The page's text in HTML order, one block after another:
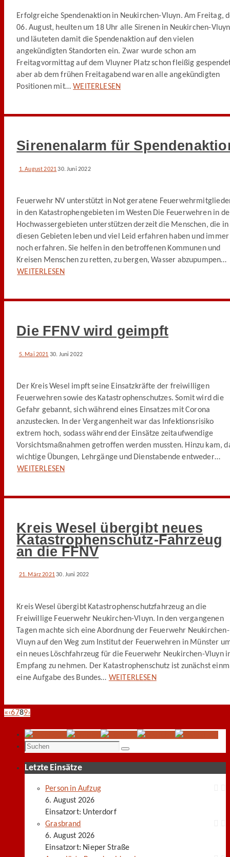
Erfolgreiche Spendenaktion in Neukirchen-Vluyn. Am Freitag,
06. August, heulten um 18 Uhr alle Sirenen in Neukirchen-Vluyn
und läuteten damit die Spendenaktion auf den vielen
angekündigten Standorten ein. Zwar wurde schon am
Freitagvormittag auf dem Vluyner Platz schon fleißig
aber ab dem frühen Freitagabend waren alle angekündigten
Positionen mit… WEITERLESEN
Sirenenalarm für
1. August 202130. Juni 2022
Feuerwehr NV unterstützt in Not geratene
in den Katastrophengebieten im Westen Die Feuerwehren in
Hochwassergebieten unterstützen derzeit die Menschen, die in
diesen Gebieten leben und viel Leid erfahren haben und immer
noch erfahren. Sie helfen in den betroffenen Kommunen und
Kreisen Menschen zu retten, zu bergen, Wasser abzupumpen…
WEITERLESEN
Die FFNV wird geimpft
5. Mai 2021 30. Juni 2022
Der Kreis Wesel impft seine Einsatzkräfte der freiwilligen
Feuerwehren sowie des Katastrophenschutzes. Somit wird die
Gefahr gebannt, sich während eines Einsatzes mit Corona
anzustecken. In der Vergangenheit war das Infektionsrisiko
extrem hoch, sodass während der Einsätze zeitaufwendige
Vorsichtsmaßnahmen getroffen werden mussten. Hinzu kam,
wichtige Übungen, Lehrgänge und Dienstabende entweder…
WEITERLESEN
Kreis Wesel übergibt neues
Katastrophenschutz-Fahrzeug
an die FFNV
21. März 202130. Juni 2022
Kreis Wesel übergibt Katastrophenschutzfahrzeug an die
Freiwillige Feuerwehr Neukirchen-Vluyn. In den vergangenen
Tagen machte sich eine Abordnung der Feuerwehr Neukirchen-
Vluyn auf den Weg zum Institut der Feuerwehren in Münster
ein neues Löschfahrzeug für die Feuerwehr Neukirchen-Vluyn
Empfang zu nehmen. Der Katastrophenschutz ist zunächst
eine Aufgabe des Bundes… WEITERLESEN
«‹6789›
Suchen
Suchen
Letzte Einsätze
Person in Aufzug
6. August 2026
Einsatzort: Unterdorf
Grasbrand
6. August 2026
Einsatzort: Nieper Straße